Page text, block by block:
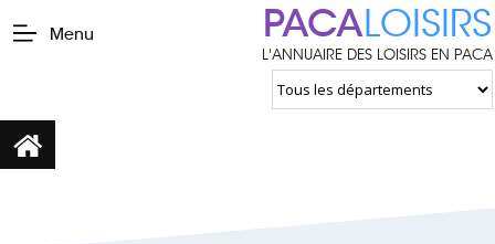
Menu PACALOISIRS
L'ANNUAIRE DES LOISIRS EN PACA